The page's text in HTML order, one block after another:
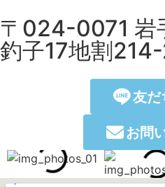
〒024-0071 岩
釣子17地割
友だ
お問